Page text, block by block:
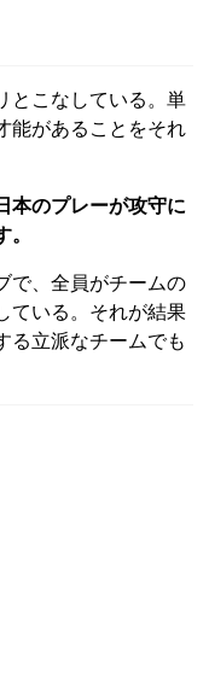
とこなしている。単
能があることをそれ
のプレーが攻守に
で、全員がチームの
ている。それが結果
る立派なチームでも